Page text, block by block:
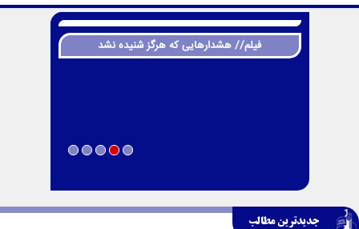
فیلم// هشدارهایی که هرگز شنیده نشد
جدیدترین مطالب